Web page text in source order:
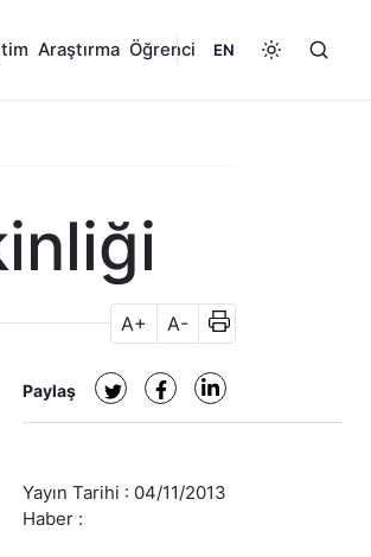
Araştırma Öğrenci EN
A+ A-
Paylaş
Yayın Tarihi : 04/11/2013
Haber :